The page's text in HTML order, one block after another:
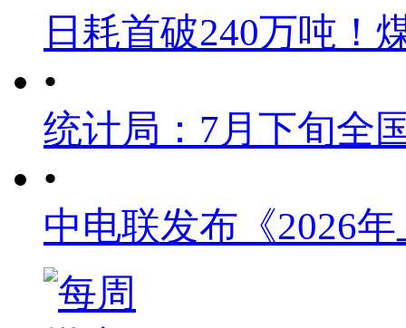
日耗首破240万吨！
•
统计局：7月下旬全
•
中电联发布《2026